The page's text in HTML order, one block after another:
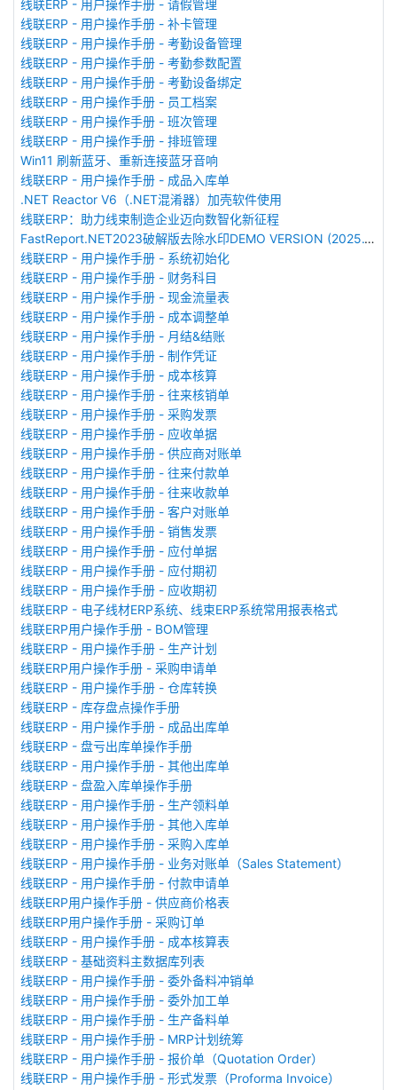
线联ERP - 用户操作手册 - 请假管理
线联ERP - 用户操作手册 - 补卡管理
线联ERP - 用户操作手册 - 考勤设备管理
线联ERP - 用户操作手册 - 考勤参数配置
线联ERP - 用户操作手册 - 考勤设备绑定
线联ERP - 用户操作手册 - 员工档案
线联ERP - 用户操作手册 - 班次管理
线联ERP - 用户操作手册 - 排班管理
Win11 刷新蓝牙、重新连接蓝牙音响
线联ERP - 用户操作手册 - 成品入库单
.NET Reactor V6（.NET混淆器）加壳软件使用
线联ERP：助力线束制造企业迈向数智化新征程
FastReport.NET2023破解版去除水印DEMO VERSION (2025.1.14/2023.2.18版本)
线联ERP - 用户操作手册 - 系统初始化
线联ERP - 用户操作手册 - 财务科目
线联ERP - 用户操作手册 - 现金流量表
线联ERP - 用户操作手册 - 成本调整单
线联ERP - 用户操作手册 - 月结&结账
线联ERP - 用户操作手册 - 制作凭证
线联ERP - 用户操作手册 - 成本核算
线联ERP - 用户操作手册 - 往来核销单
线联ERP - 用户操作手册 - 采购发票
线联ERP - 用户操作手册 - 应收单据
线联ERP - 用户操作手册 - 供应商对账单
线联ERP - 用户操作手册 - 往来付款单
线联ERP - 用户操作手册 - 往来收款单
线联ERP - 用户操作手册 - 客户对账单
线联ERP - 用户操作手册 - 销售发票
线联ERP - 用户操作手册 - 应付单据
线联ERP - 用户操作手册 - 应付期初
线联ERP - 用户操作手册 - 应收期初
线联ERP - 电子线材ERP系统、线束ERP系统常用报表格式
线联ERP用户操作手册 - BOM管理
线联ERP - 用户操作手册 - 生产计划
线联ERP用户操作手册 - 采购申请单
线联ERP - 用户操作手册 - 仓库转换
线联ERP - 库存盘点操作手册
线联ERP - 用户操作手册 - 成品出库单
线联ERP - 盘亏出库单操作手册
线联ERP - 用户操作手册 - 其他出库单
线联ERP - 盘盈入库单操作手册
线联ERP - 用户操作手册 - 生产领料单
线联ERP - 用户操作手册 - 其他入库单
线联ERP - 用户操作手册 - 采购入库单
线联ERP - 用户操作手册 - 业务对账单（Sales Statement）
线联ERP - 用户操作手册 - 付款申请单
线联ERP用户操作手册 - 供应商价格表
线联ERP用户操作手册 - 采购订单
线联ERP - 用户操作手册 - 成本核算表
线联ERP - 基础资料主数据库列表
线联ERP - 用户操作手册 - 委外备料冲销单
线联ERP - 用户操作手册 - 委外加工单
线联ERP - 用户操作手册 - 生产备料单
线联ERP - 用户操作手册 - MRP计划统筹
线联ERP - 用户操作手册 - 报价单（Quotation Order）
线联ERP - 用户操作手册 - 形式发票（Proforma Invoice）